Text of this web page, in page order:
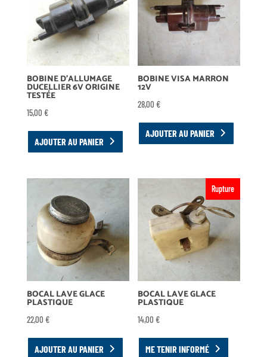
BOBINE D’ALLUMAGE
DUCELLIER 6V ORIGINE
TESTÉE
15,00 €
AJOUTER AU PANIER
BOBINE VISA MARRON
12V
28,00€
AJOUTER AU PANIER
BOCAL LAVE GLACE
PLASTIQUE
22,00 €
AJOUTER AU PANIER
Rupture
BOCAL LAVE GLACE
PLASTIQUE
14,00€
ME TENIR INFORMÉ